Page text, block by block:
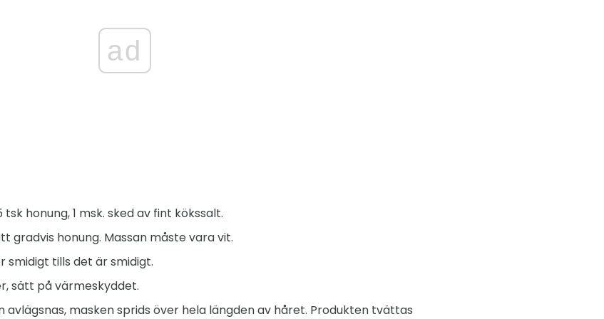
ad
tsk honung, 1 msk. sked av fint kökssalt.
gradvis honung. Massan måste vara vit.
smidigt tills det är smidigt.
sätt på värmeskyddet.
masken sprids över hela längden av håret. Produkten tvättas